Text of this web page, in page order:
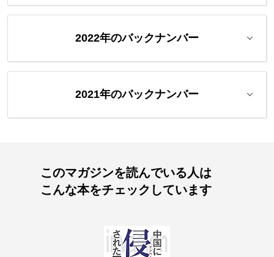
2022年のバックナンバー
2021年のバックナンバー
このマガジンを読んでいる人は
こんな本をチェックしています